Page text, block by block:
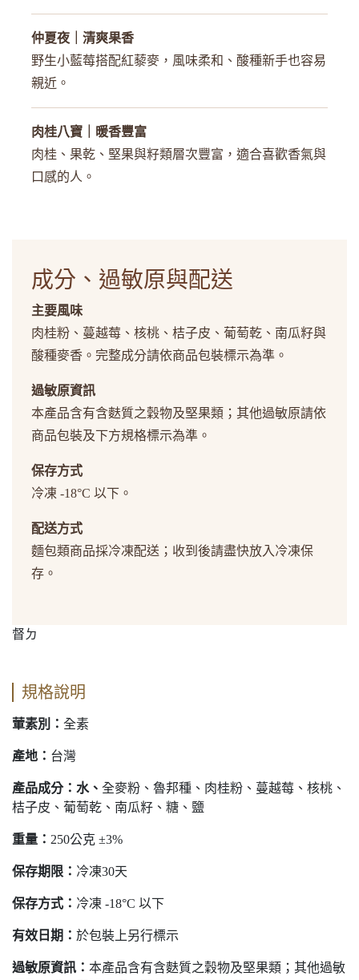
仲夏夜｜清爽果香
野生小藍莓搭配紅藜麥，風味柔和、酸種新手也容易
親近。
肉桂八寶｜暖香豐富
肉桂、果乾、堅果與籽類層次豐富，適合喜歡香氣與
口感的人。
成分、過敏原與配送
主要風味
肉桂粉、蔓越莓、核桃、桔子皮、葡萄乾、南瓜籽與
酸種麥香。完整成分請依商品包裝標示為準。
過敏原資訊
本產品含有含麩質之穀物及堅果類；其他過敏原請依
商品包裝及下方規格標示為準。
保存方式
冷凍 -18°C 以下。
配送方式
麵包類商品採冷凍配送；收到後請盡快放入冷凍保
存。
督ㄉ
規格說明
葷素別： 全素
產地： 台灣
產品成分：水、 全麥粉、魯邦種、肉桂粉、蔓越莓、核桃、
桔子皮、葡萄乾、南瓜籽、糖、鹽
重量： 250公克 ±3%
保存期限： 冷凍30天
保存方式： 冷凍 -18°C 以下
有效日期： 於包裝上另行標示
過敏原資訊： 本產品含有含麩質之穀物及堅果類；其他過敏